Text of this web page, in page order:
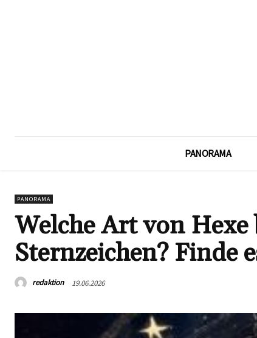
PANORAMA
PANORAMA
Welche Art von
Sternzeichen? Finde
redaktion 19.06.2026